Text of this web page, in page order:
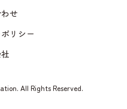
せ
リシー
All Rights Reserved.